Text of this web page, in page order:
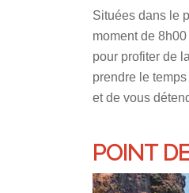
Situées dans le
moment de
pour profiter de
prendre le
et de vous
POINT